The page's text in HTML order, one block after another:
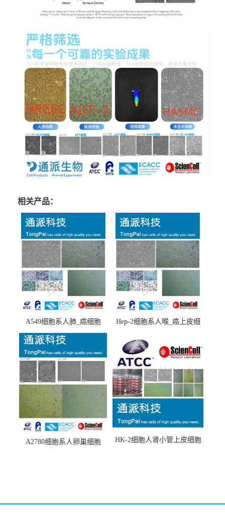
相关产品：
A549细胞系人肺_癌细胞
(A549细胞)
Hep-2细胞系人喉_癌上皮细
A2780细胞系人卵巢细胞
HK-2细胞人肾小管上皮细胞